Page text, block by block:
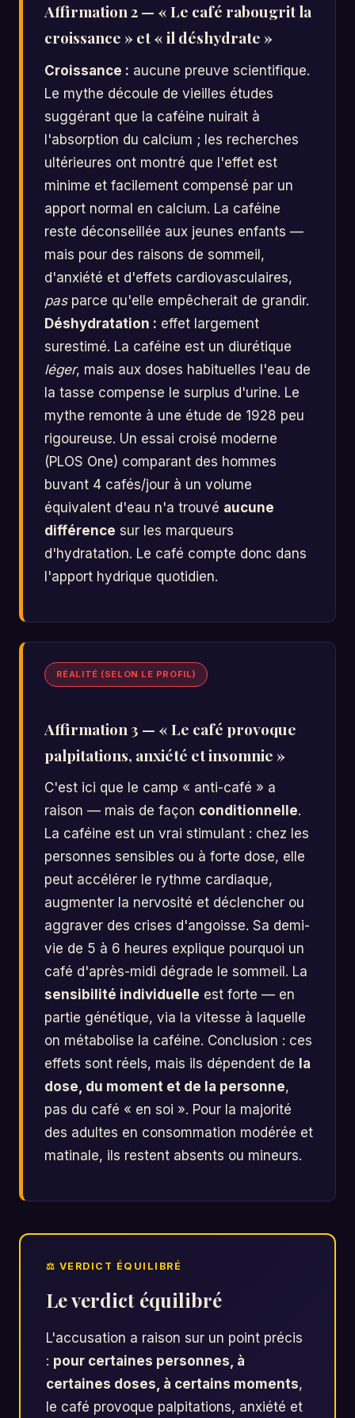
Affirmation 2 — « Le café rabougrit la
croissance » et « il déshydrate »
Croissance : aucune preuve scientifique.
Le mythe découle de vieilles études
suggérant que la caféine nuirait à
l'absorption du calcium ; les recherches
ultérieures ont montré que l'effet est
minime et facilement compensé par un
apport normal en calcium. La caféine
reste déconseillée aux jeunes enfants —
mais pour des raisons de sommeil,
d'anxiété et d'effets cardiovasculaires,
pasparce qu'elle empêcherait de grandir.
Déshydratation : effet largement
surestimé. La caféine est un diurétique
léger, mais aux doses habituelles l'eau de
la tasse compense le surplus d'urine. Le
mythe remonte à une étude de 1928 peu
rigoureuse. Un essai croisé moderne
(PLOS One) comparant des hommes
buvant 4 cafés/jour à un volume
équivalent d'eau n'a trouvé aucune
différence sur les marqueurs
d'hydratation. Le café compte donc dans
l'apport hydrique quotidien.
RÉALITÉ (SELON LE PROFIL)
Affirmation 3 — « Le café provoque
palpitations, anxiété et insomnie »
C'est ici que le camp « anti-café » a
raison — mais de façon conditionnelle.
La caféine est un vrai stimulant : chez les
personnes sensibles ou à forte dose, elle
peut accélérer le rythme cardiaque,
augmenter la nervosité et déclencher ou
aggraver des crises d'angoisse. Sa demi-
vie de 5 à 6 heures explique pourquoi un
café d'après-midi dégrade le sommeil. La
sensibilité individuelle est forte — en
partie génétique, via la vitesse à laquelle
on métabolise la caféine. Conclusion : ces
effets sont réels, mais ils dépendent de la
dose, du moment et de la personne,
pas du café « en soi ». Pour la majorité
des adultes en consommation modérée et
matinale, ils restent absents ou mineurs.
Le verdict équilibré
L'accusation a raison sur un point précis
: pour certaines personnes, à
certaines doses, à certains moments,
le café provoque palpitations, anxiété et